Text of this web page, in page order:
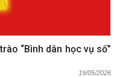
“Bình dân học vụ số”
19/05/2026